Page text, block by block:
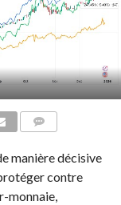
manière décisive
contre
monnaie,